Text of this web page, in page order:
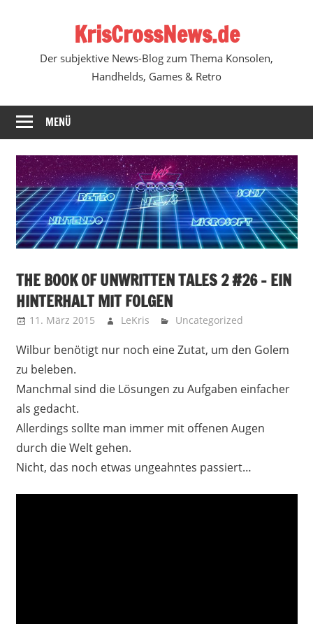
KrisCrossNews.de
Der subjektive News-Blog zum Thema Konsolen,
Handhelds, Games & Retro
MENÜ
THE BOOK OF UNWRITTEN TALES 2 #26 – EIN
HINTERHALT MIT FOLGEN
11. März 2015 LeKris Uncategorized
Wilbur benötigt nur noch eine Zutat, um den Golem
zu beleben.
Manchmal sind die Lösungen zu Aufgaben einfacher
als gedacht.
Allerdings sollte man immer mit offenen Augen
durch die Welt gehen.
Nicht, das noch etwas ungeahntes passiert…